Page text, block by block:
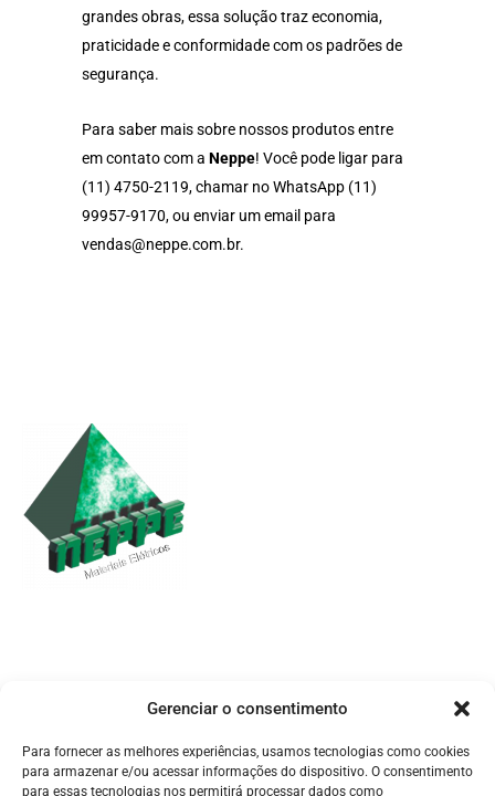
Gerenciar o consentimento
Para fornecer as melhores experiências, usamos tecnologias como cookies
para armazenar e/ou acessar informações do dispositivo. O consentimento
para essas tecnologias nos permitirá processar dados como
grandes obras, essa solução traz economia,
praticidade e conformidade com os padrões de
segurança.
Para saber mais sobre nossos produtos entre
em contato com a Neppe! Você pode ligar para
(11) 4750-2119, chamar no WhatsApp (11)
99957-9170, ou enviar um email para
vendas@neppe.com.br.
(11) 99957-9170
Solicitar orçamento